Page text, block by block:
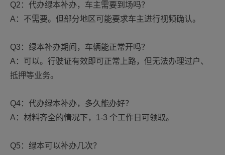
Q2：代办绿本补办，车主需要到场吗？
A：不需要。但部分地区可能要求车主进行视频确认。
Q3：绿本补办期间，车辆能正常开吗？
A：可以。行驶证有效即可正常上路，但无法办理过户、
抵押等业务。
Q4：代办绿本补办，多久能办好？
A：材料齐全的情况下，1-3 个工作日可领取。
Q5：绿本可以补办几次？